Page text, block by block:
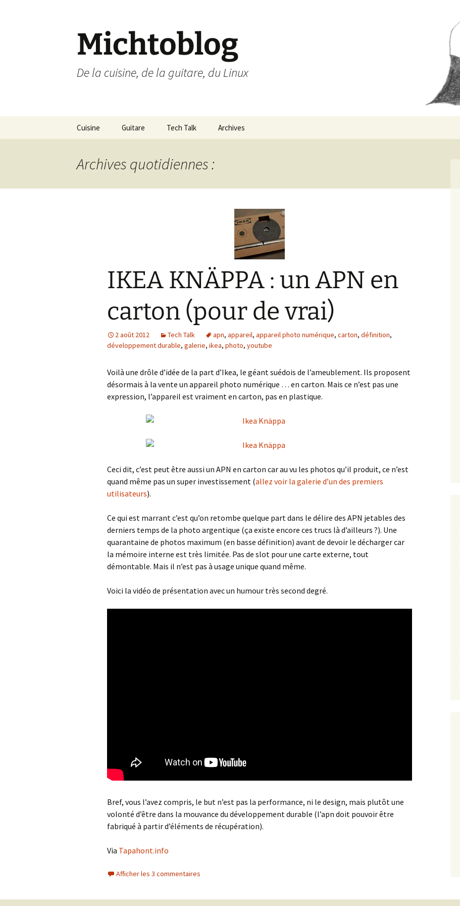
Michtoblog
De la cuisine, de la guitare, du Linux
Cuisine
catégories
Guitare
Enregistrements
Tech Talk Archives
Archives quotidiennes :
IKEA KNÄPPA : un APN en
carton (pour de vrai)
2 août 2012 Tech Talk apn, appareil, appareil photo numérique, carton, définition,
développement durable, galerie, ikea, photo, youtube
Voilà une drôle d’idée de la part d’Ikea, le géant suédois de l’ameublement. Ils proposent
désormais à la vente un appareil photo numérique … en carton. Mais ce n’est pas une
expression, l’appareil est vraiment en carton, pas en plastique.
Ceci dit, c’est peut être aussi un APN en carton car au vu les photos qu’il produit, ce n’est
quand même pas un super investissement (allez voir la galerie d’un des premiers
utilisateurs).
Ce qui est marrant c’est qu’on retombe quelque part dans le délire des APN jetables des
derniers temps de la photo argentique (ça existe encore ces trucs là d’ailleurs ?). Une
quarantaine de photos maximum (en basse définition) avant de devoir le décharger car
la mémoire interne est très limitée. Pas de slot pour une carte externe, tout
démontable. Mais il n’est pas à usage unique quand même.
Voici la vidéo de présentation avec un humour très second degré.
Bref, vous l’avez compris, le but n’est pas la performance, ni le design, mais plutôt une
volonté d’être dans la mouvance du développement durable (l’apn doit pouvoir être
fabriqué à partir d’éléments de récupération).
Via Tapahont.info
Afficher les 3 commentaires